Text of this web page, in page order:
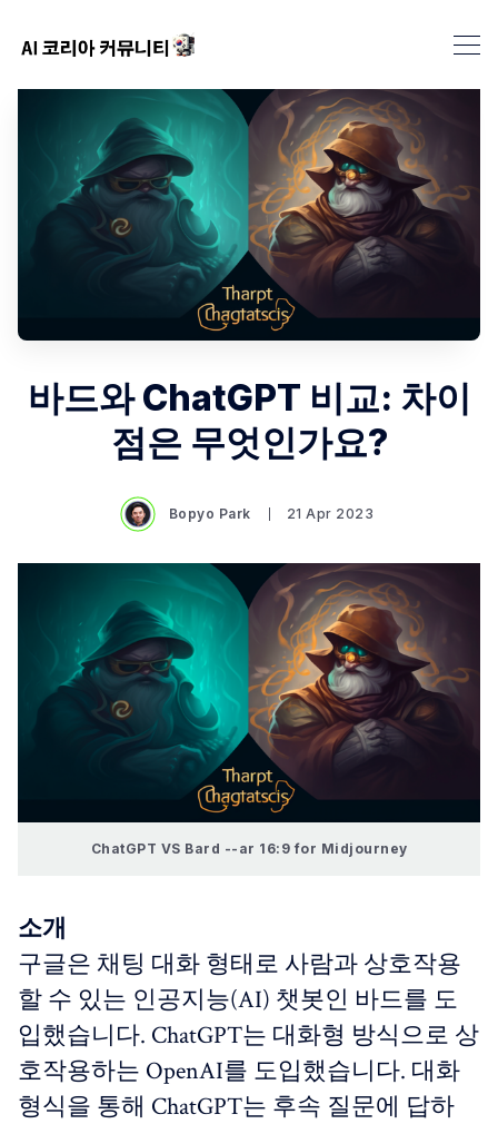
바드와 ChatGPT 비교: 차이
점은 무엇인가요?
Bopyo Park 21 Apr 2023
ChatGPT VS Bard --ar 16:9 for Midjourney
소개
구글은 채팅 대화 형태로 사람과 상호작용
할 수 있는 인공지능(AI) 챗봇인 바드를 도
입했습니다. ChatGPT는 대화형 방식으로 상
호작용하는 OpenAI를 도입했습니다. 대화
형식을 통해 ChatGPT는 후속 질문에 답하